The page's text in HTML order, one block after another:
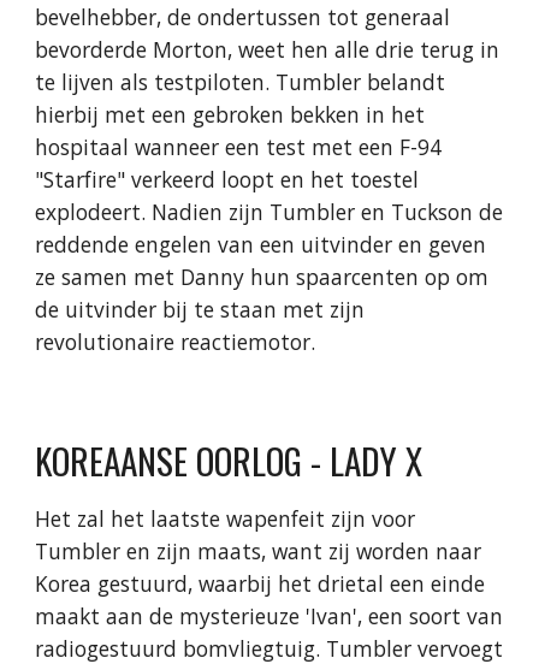
bevelhebber, de ondertussen tot generaal
bevorderde Morton, weet hen alle drie terug in
te lijven als testpiloten. Tumbler belandt
hierbij met een gebroken bekken in het
hospitaal wanneer een test met een F-94
"Starfire" verkeerd loopt en het toestel
explodeert. Nadien zijn Tumbler en Tuckson de
reddende engelen van een uitvinder en geven
ze samen met Danny hun spaarcenten op om
de uitvinder bij te staan met zijn
revolutionaire reactiemotor.
KOREAANSE OORLOG - LADY X
Het zal het laatste wapenfeit zijn voor
Tumbler en zijn maats, want zij worden naar
Korea gestuurd, waarbij het drietal een einde
maakt aan de mysterieuze 'Ivan', een soort van
radiogestuurd bomvliegtuig. Tumbler vervoegt